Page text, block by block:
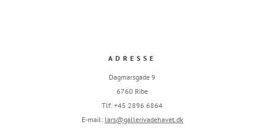
ADRESSE
Dagmarsgade 9
6760 Ribe
Tlf: +45 2896 6864
E-mail: lars@gallerivadehavet.dk